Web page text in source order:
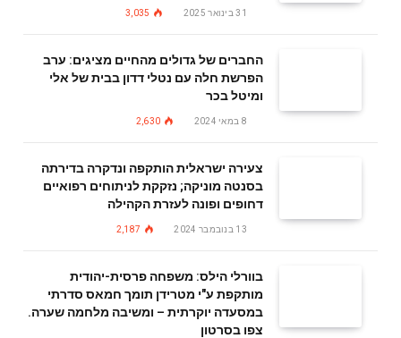
31 בינואר 2025 3,035
החברים של גדולים מהחיים מציגים: ערב
הפרשת חלה עם נטלי דדון בבית של אלי
ומיטל בכר
8 במאי 2024 2,630
צעירה ישראלית הותקפה ונדקרה בדירתה
בסנטה מוניקה; נזקקת לניתוחים רפואיים
דחופים ופונה לעזרת הקהילה
13 בנובמבר 2024 2,187
בוורלי הילס: משפחה פרסית-יהודית
מותקפת ע"י מטרידן תומך חמאס סדרתי
במסעדה יוקרתית – ומשיבה מלחמה שערה.
צפו בסרטון